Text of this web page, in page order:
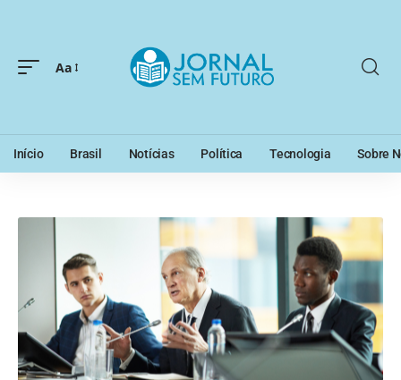
Aa
Início Brasil Notícias Política Tecnologia Sobre